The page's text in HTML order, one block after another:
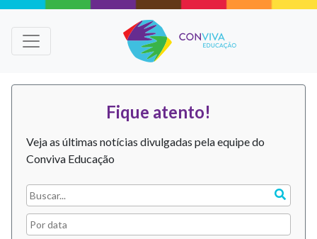
Fique atento!
Veja as últimas notícias divulgadas pela equipe do
Conviva Educação